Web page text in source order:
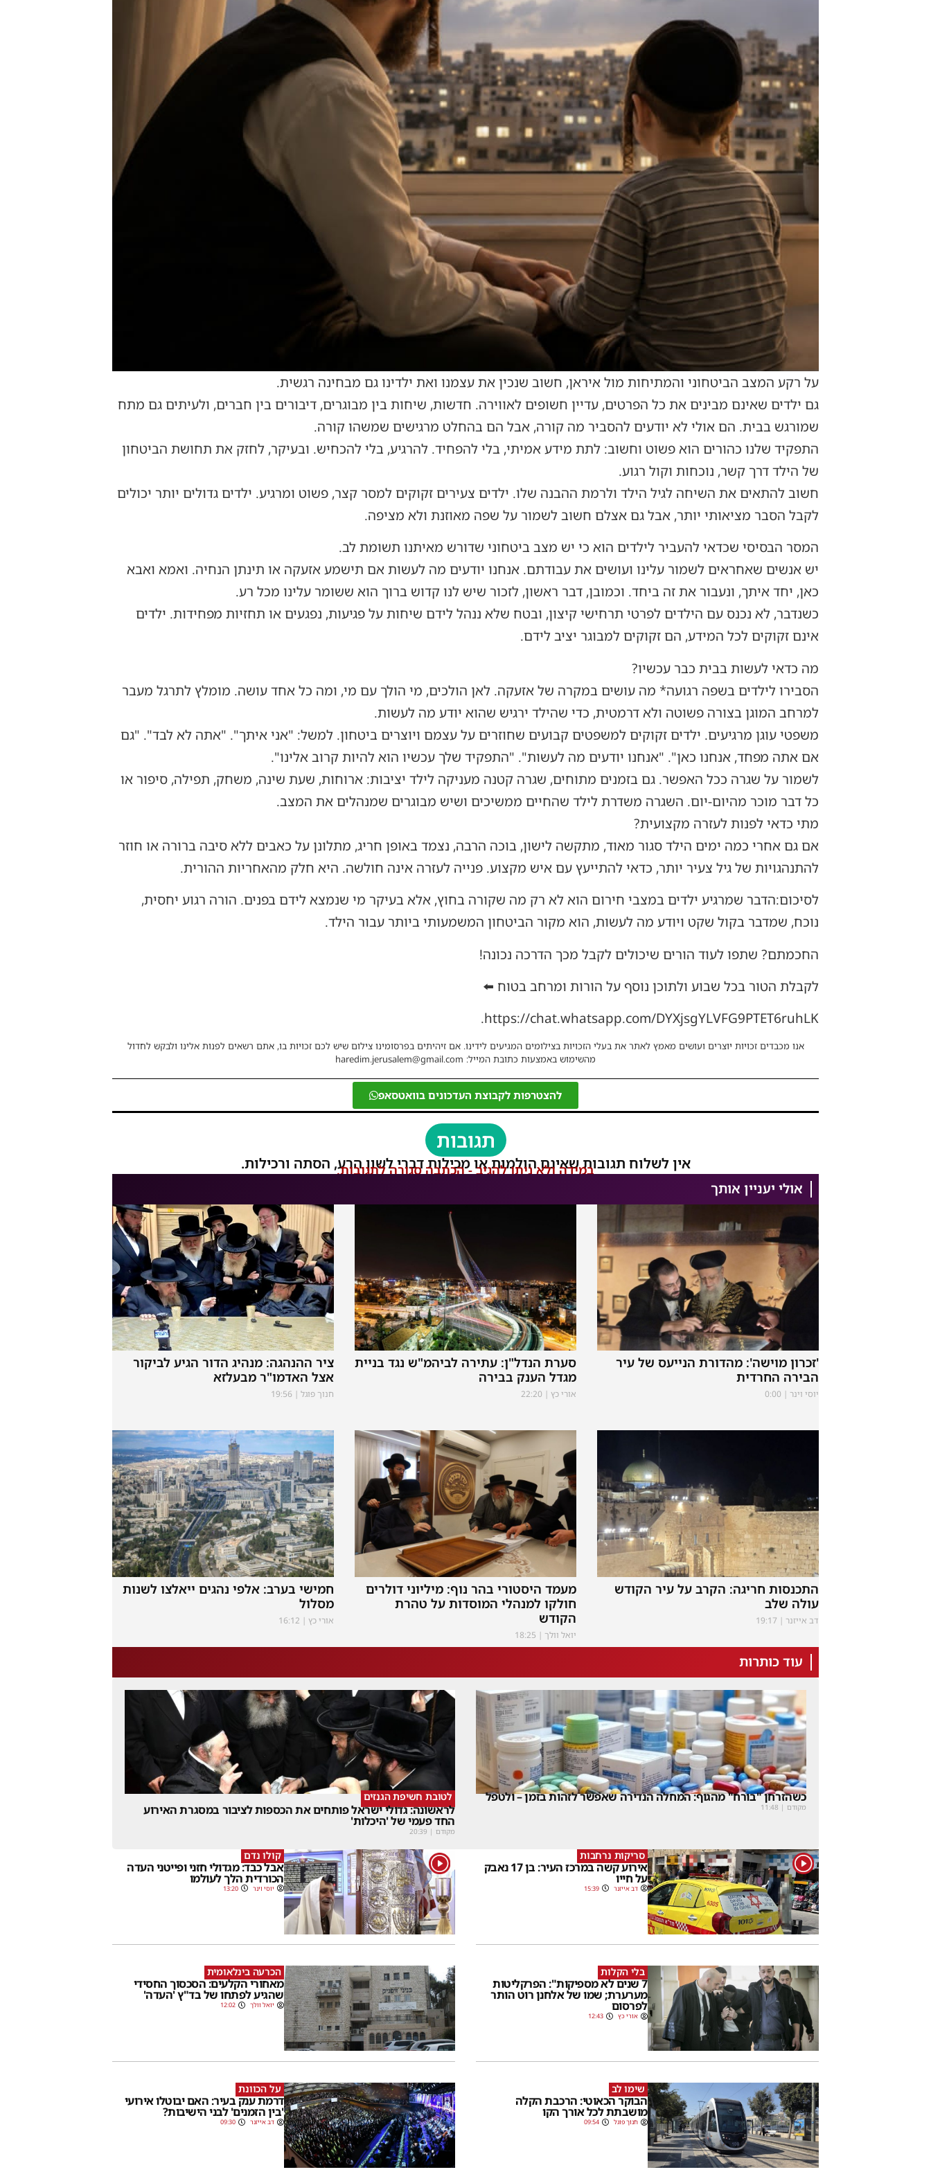
על רקע המצב הביטחוני והמתיחות מול איראן, חשוב שנכין את עצמנו ואת ילדינו גם מבחינה רגשית.
גם ילדים שאינם מבינים את כל הפרטים, עדיין חשופים לאווירה. חדשות, שיחות בין מבוגרים, דיבורים בין חברים, ולעיתים גם מתח
שמורגש בבית. הם אולי לא יודעים להסביר מה קורה, אבל הם בהחלט מרגישים שמשהו קורה.
התפקיד שלנו כהורים הוא פשוט וחשוב: לתת מידע אמיתי, בלי להפחיד. להרגיע, בלי להכחיש. ובעיקר, לחזק את תחושת הביטחון
של הילד דרך קשר, נוכחות וקול רגוע.
חשוב להתאים את השיחה לגיל הילד ולרמת ההבנה שלו. ילדים צעירים זקוקים למסר קצר, פשוט ומרגיע. ילדים גדולים יותר יכולים
לקבל הסבר מציאותי יותר, אבל גם אצלם חשוב לשמור על שפה מאוזנת ולא מציפה.
המסר הבסיסי שכדאי להעביר לילדים הוא כי יש מצב ביטחוני שדורש מאיתנו תשומת לב.
יש אנשים שאחראים לשמור עלינו ועושים את עבודתם. אנחנו יודעים מה לעשות אם תישמע אזעקה או תינתן הנחיה. ואמא ואבא
כאן, יחד איתך, ונעבור את זה ביחד. וכמובן, דבר ראשון, לזכור שיש לנו קדוש ברוך הוא ששומר עלינו מכל רע.
כשנדבר, לא נכנס עם הילדים לפרטי תרחישי קיצון, ובטח שלא ננהל לידם שיחות על פגיעות, נפגעים או תחזיות מפחידות. ילדים
אינם זקוקים לכל המידע, הם זקוקים למבוגר יציב לידם.
מה כדאי לעשות בבית כבר עכשיו?
הסבירו לילדים בשפה רגועה* מה עושים במקרה של אזעקה. לאן הולכים, מי הולך עם מי, ומה כל אחד עושה. מומלץ לתרגל מעבר
למרחב המוגן בצורה פשוטה ולא דרמטית, כדי שהילד ירגיש שהוא יודע מה לעשות.
משפטי עוגן מרגיעים. ילדים זקוקים למשפטים קבועים שחוזרים על עצמם ויוצרים ביטחון. למשל: "אני איתך". "אתה לא לבד". "גם
אם אתה מפחד, אנחנו כאן". "אנחנו יודעים מה לעשות". "התפקיד שלך עכשיו הוא להיות קרוב אלינו".
לשמור על שגרה ככל האפשר. גם בזמנים מתוחים, שגרה קטנה מעניקה לילד יציבות: ארוחות, שעת שינה, משחק, תפילה, סיפור או
כל דבר מוכר מהיום-יום. השגרה משדרת לילד שהחיים ממשיכים ושיש מבוגרים שמנהלים את המצב.
מתי כדאי לפנות לעזרה מקצועית?
אם גם אחרי כמה ימים הילד סגור מאוד, מתקשה לישון, בוכה הרבה, נצמד באופן חריג, מתלונן על כאבים ללא סיבה ברורה או חוזר
להתנהגויות של גיל צעיר יותר, כדאי להתייעץ עם איש מקצוע. פנייה לעזרה אינה חולשה. היא חלק מהאחריות ההורית.
לסיכום:הדבר שמרגיע ילדים במצבי חירום הוא לא רק מה שקורה בחוץ, אלא בעיקר מי שנמצא לידם בפנים. הורה רגוע יחסית,
נוכח, שמדבר בקול שקט ויודע מה לעשות, הוא מקור הביטחון המשמעותי ביותר עבור הילד.
החכמתם? שתפו לעוד הורים שיכולים לקבל מכך הדרכה נכונה!
לקבלת הטור בכל שבוע ולתוכן נוסף על הורות ומרחב בטוח ⬅️
https://chat.whatsapp.com/DYXjsgYLVFG9PTET6ruhLK.
אנו מכבדים זכויות יוצרים ועושים מאמץ לאתר את בעלי הזכויות בצילומים המגיעים לידינו. אם זיהיתים בפרסומינו צילום שיש לכם זכויות בו, אתם רשאים לפנות אלינו ולבקש לחדול
מהשימוש באמצעות כתובת המייל: haredim.jerusalem@gmail.com
להצטרפות לקבוצת העדכונים בוואטסאפ
תגובות
אין לשלוח תגובות שאינם הולמות או מכילות דברי לשון הרע, הסתה ורכילות.
במידה ולא ניתן להגיב - הכתבה סגורה לתגובות.
אולי יעניין אותך
'זכרון מוישה': מהדורת הנייעס של עיר
הבירה החרדית
יוסי וינר
סערת הנדל"ן: עתירה לביהמ"ש נגד בניית
מגדל הענק בבירה
אורי כץ
ציר ההנהגה: מנהיג הדור הגיע לביקור
אצל האדמו"ר מבעלזא
חנוך פוגל
התכנסות חריגה: הקרב על עיר הקודש
עולה שלב
דב אייזנר
מעמד היסטורי בהר נוף: מיליוני דולרים
חולקו למנהלי המוסדות על טהרת
הקודש
יואל וולך
חמישי בערב: אלפי נהגים ייאלצו לשנות
מסלול
אורי כץ
עוד כותרות
כשהזרחן "בורח" מהגוף: המחלה הנדירה שאפשר לזהות בזמן – ולטפל
מקודם |
11:48
לטובת חשיפת הגנזים
לראשונה: גדולי ישראל פותחים את הכספות לציבור במסגרת האירוע
החד פעמי של 'היכלות'
מקודם |
20:39
1 סריקות נרחבות
אירוע קשה במרכז העיר: בן 17 נאבק
על חייו
דב אייזנר 15:39
1 קולו נדם
אבל כבד: מגדולי חזני ופייטני העדה
הכורדית הלך לעולמו
יוסי וינר 13:20
בלי הקלות
7 שנים לא מספיקות": הפרקליטות
מערערת; שמו של אלחנן רוט הותר
לפרסום
אורי כץ 12:43
הכרעה בינלאומית
מאחורי הקלעים: הסכסוך החסידי
שהגיע לפתחו של בד"ץ 'העדה'
יואל וולך 12:02
שימו לב
הבוקר הכאוטי: הרכבת הקלה
מושבתת לכל אורך הקו
חנוך פוגל 09:54
על הכוונת
דרמת ענק בעיר: האם יבוטלו אירועי
'בין הזמנים' לבני הישיבות?
דב אייזנר 09:30